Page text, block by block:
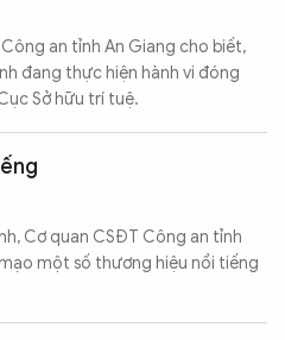
an tỉnh An Giang cho biết,
đang thực hiện hành vi đóng
Sở hữu trí tuệ.
Cơ quan CSĐT Công an tỉnh
một số thương hiệu nổi tiếng